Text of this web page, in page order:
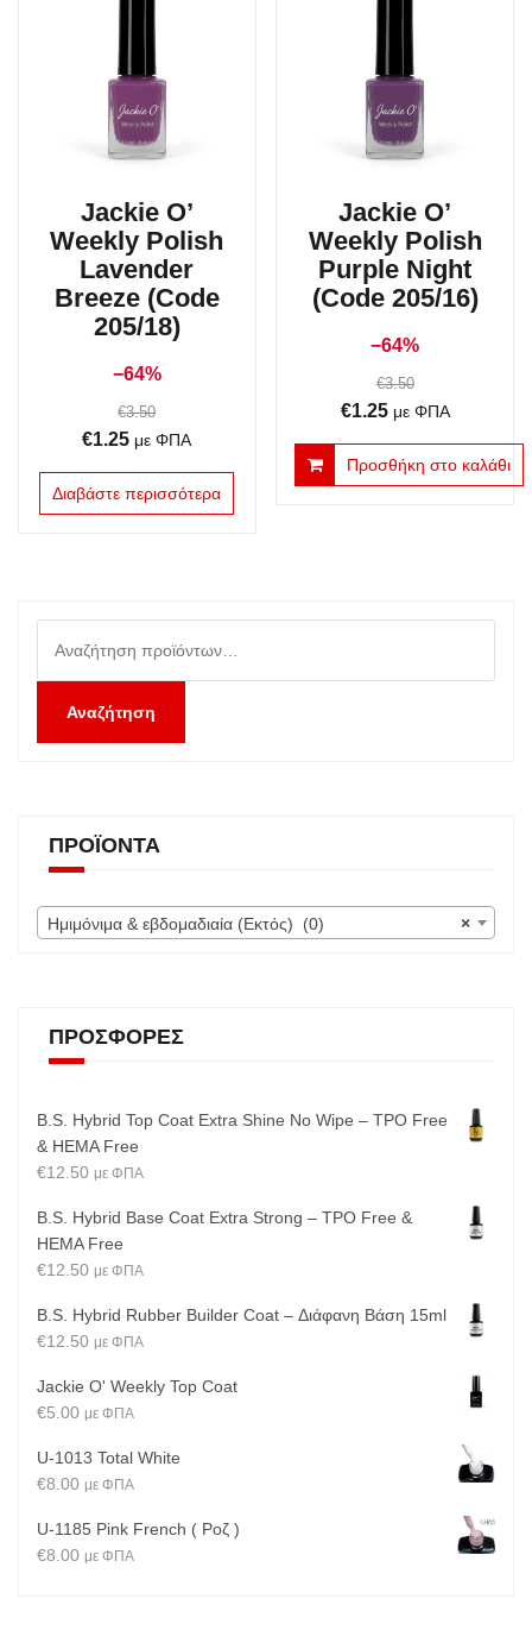
Jackie O’
Weekly Polish
Lavender
Breeze (Code
205/18)
−64%
€3.50
Original
price
was:
€1.25Η
τρέχουσα
τιμή
με ΦΠΑ
Διαβάστε περισσότερα
Jackie O’
Weekly Polish
Purple Night
(Code 205/16)
−64%
€3.50
Original
price
was:
€1.25Η
τρέχουσα
τιμή
με ΦΠΑ
Προσθήκη στο καλάθι
για:
Αναζήτηση
ΠΡΟΪΌΝΤΑ
×
Ημιμόνιμα & εβδομαδιαία (Εκτός) (0)
ΠΡΟΣΦΟΡΈΣ
B.S. Hybrid Top Coat Extra Shine No Wipe – TPO Free
& HEMA Free
€12.50 με ΦΠΑ
B.S. Hybrid Base Coat Extra Strong – TPO Free &
HEMA Free
€12.50 με ΦΠΑ
B.S. Hybrid Rubber Builder Coat – Διάφανη Βάση 15ml
€12.50 με ΦΠΑ
Jackie O' Weekly Top Coat
€5.00 με ΦΠΑ
U-1013 Total White
€8.00 με ΦΠΑ
U-1185 Pink French ( Ροζ )
€8.00 με ΦΠΑ